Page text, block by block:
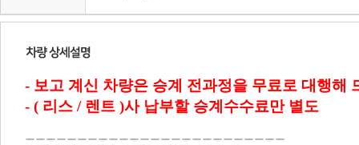
- 보고 계신 차량은 승계 전과정을 무료로 대행해
- ( 리스 / 렌트 )사 납부할 승계수수료만 별도
ㅡㅡㅡㅡㅡㅡㅡㅡㅡㅡㅡㅡㅡㅡㅡㅡㅡㅡㅡㅡㅡㅡㅡㅡㅡ